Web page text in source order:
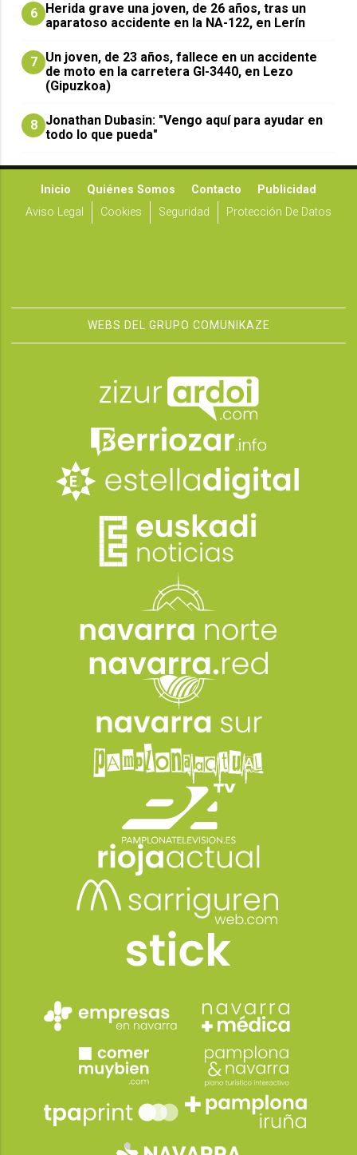
6 Herida grave una joven, de 26 años, tras un
aparatoso accidente en la NA-122, en Lerín
7 Un joven, de 23 años, fallece en un accidente
de moto en la carretera GI-3440, en Lezo
(Gipuzkoa)
8 Jonathan Dubasin: "Vengo aquí para ayudar en
todo lo que pueda"
Inicio Quiénes Somos Contacto
Publicidad
Aviso Legal
Cookies Seguridad Protección De Datos
WEBS DEL GRUPO COMUNIKAZE